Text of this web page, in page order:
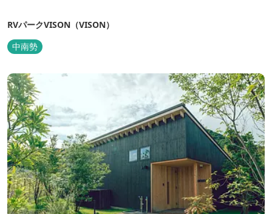
RVパークVISON（VISON）
中南勢